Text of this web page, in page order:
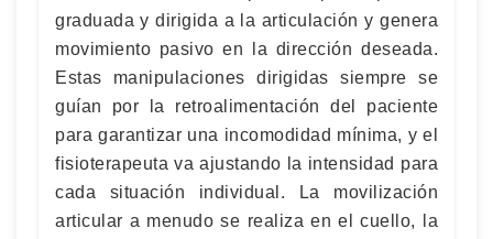
graduada y dirigida a la articulación y genera
movimiento pasivo en la dirección deseada.
Estas manipulaciones dirigidas siempre se
guían por la retroalimentación del paciente
para garantizar una incomodidad mínima, y el
fisioterapeuta va ajustando la intensidad para
cada situación individual. La movilización
articular a menudo se realiza en el cuello, la